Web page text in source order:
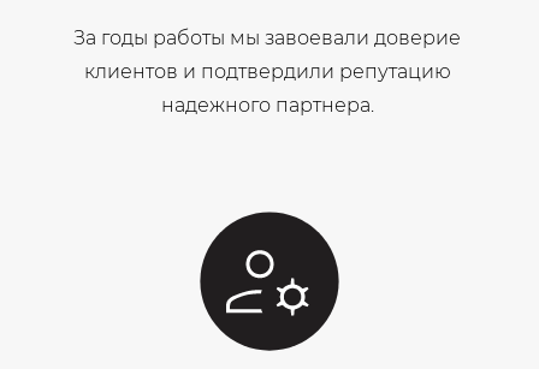
За годы работы мы завоевали доверие
клиентов и подтвердили репутацию
надежного партнера.